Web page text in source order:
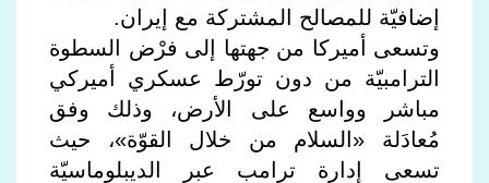
إضافيّة للمصالح المشتركة مع إيران.
وتسعى أميركا من جهتها إلى فرْض السطوة
الترامبيّة من دون تورّط عسكري أميركي
مباشر وواسع على الأرض، وذلك وفق
مُعادَلة «السلام من خلال القوّة»، حيث
تسعى إدارة ترامب عبر الديبلوماسيّة